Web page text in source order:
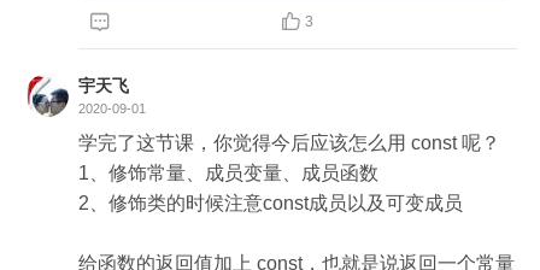
  3
宇天飞
2020-09-01
学完了这节课，你觉得今后应该怎么用 const 呢？
1、修饰常量、成员变量、成员函数
2、修饰类的时候注意const成员以及可变成员
给函数的返回值加上 const，也就是说返回一个常量